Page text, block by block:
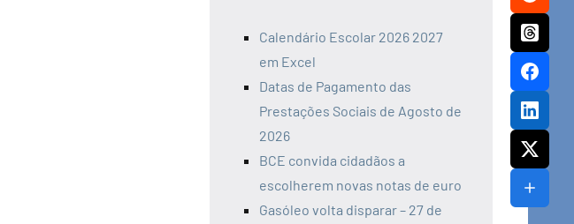
Calendário Escolar 2026 2027
em Excel
Datas de Pagamento das
Prestações Sociais de Agosto de
2026
BCE convida cidadãos a
escolherem novas notas de euro
Gasóleo volta disparar – 27 de